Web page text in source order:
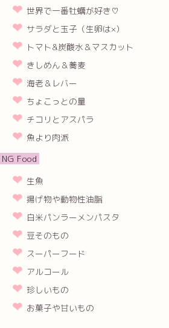
世界で一番牡蠣が好き♡
サラダと玉子（生卵は×）
トマト&炭酸水＆マスカット
きしめん＆蕎麦
海老＆レバー
ちょこっとの量
チコリとアスパラ
魚より肉派
NG Food
生魚
揚げ物や動物性油脂
白米パンラーメンパスタ
豆そのもの
スーパーフード
アルコール
珍しいもの
お菓子や甘いもの